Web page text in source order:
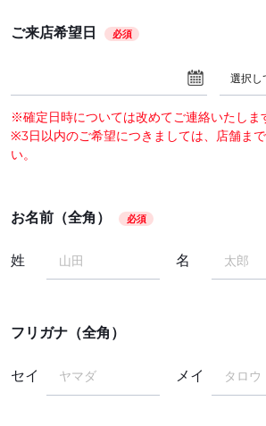
ご来店希望日 必須
選択し
※確定日時については改めてご連絡いたしま
※3日以内のご希望につきましては、店舗ま
い。
お名前（全角） 必須
姓 名
フリガナ（全角）
セイ メイ